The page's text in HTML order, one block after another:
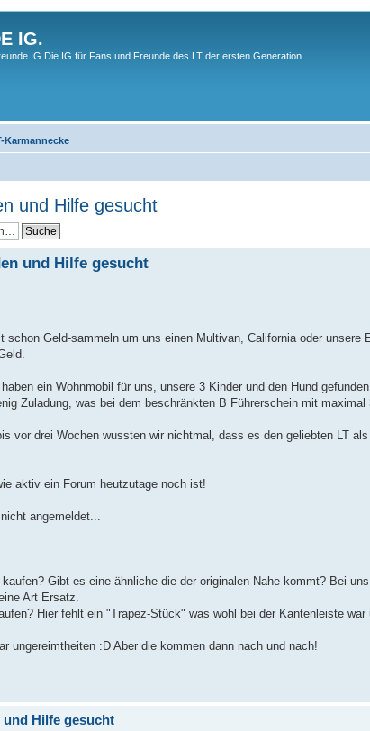
IG.
IG.Die IG für Fans und Freunde des LT der ersten Generation.
Karmannecke
und Hilfe gesucht
und Hilfe gesucht
schon Geld-sammeln um uns einen Multivan, California oder unsere
ein Wohnmobil für uns, unsere 3 Kinder und den Hund
Zuladung, was bei dem beschränkten B Führerschein mit
vor drei Wochen wussten wir nichtmal, dass es den geliebten LT
aktiv ein Forum heutzutage noch ist!
angemeldet...
Gibt es eine ähnliche die der originalen Nahe kommt? Bei
Art Ersatz.
Hier fehlt ein "Trapez-Stück" was wohl bei der Kantenleiste
ungereimtheiten :D Aber die kommen dann nach und nach!
und Hilfe gesucht